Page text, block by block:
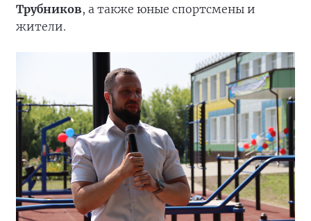
Трубников, а также юные спортсмены и
жители.